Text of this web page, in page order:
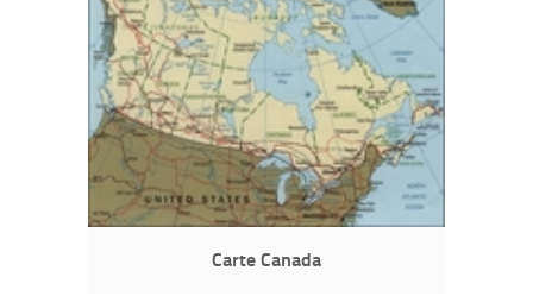
Carte Canada